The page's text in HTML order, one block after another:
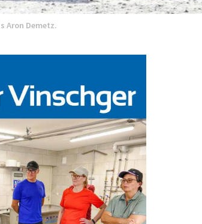
Aron Demetz.